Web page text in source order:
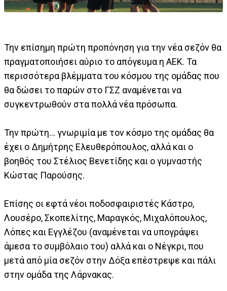
Την επίσημη πρώτη προπόνηση για την νέα σεζόν θα
πραγματοποιήσει αύριο το απόγευμα η ΑΕΚ. Τα
περισσότερα βλέμματα του κόσμου της ομάδας που
θα δώσει το παρών στο ΓΣΖ αναμένεται να
συγκεντρωθούν στα πολλά νέα πρόσωπα.
Την πρώτη… γνωριμία με τον κόσμο της ομάδας θα
έχει ο Δημήτρης Ελευθερόπουλος, αλλά και ο
βοηθός του Στέλιος Βενετίδης και ο γυμναστής
Κώστας Παρούσης.
Επίσης οι εφτά νέοι ποδοσφαιριστές Κάστρο,
Λουσέρο, Σκοπελίτης, Μαραγκός, Μιχαλόπουλος,
Λόπες και Εγγλέζου (αναμένεται να υπογράψει
άμεσα το συμβόλαιο του) αλλά και ο Νέγκρι, που
μετά από μία σεζόν στην Δόξα επέστρεψε και πάλι
στην ομάδα της Λάρνακας.